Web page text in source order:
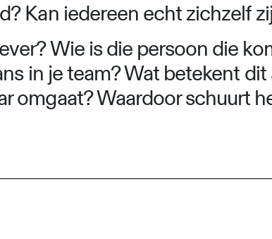
Kan iedereen echt zichzelf
Wie is die persoon die
in je team? Wat betekent
omgaat? Waardoor schuurt